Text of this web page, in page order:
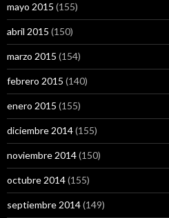
mayo 2015 (155)
abril 2015 (150)
marzo 2015 (154)
febrero 2015 (140)
enero 2015 (155)
diciembre 2014(155)
noviembre 2014(150)
octubre 2014(155)
septiembre 2014(149)